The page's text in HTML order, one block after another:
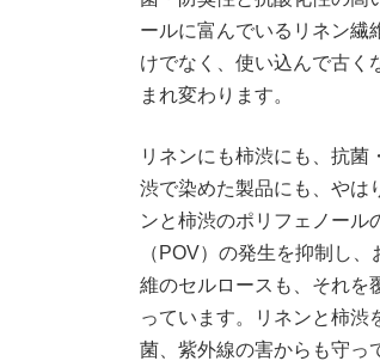
ールに富んでいるリネン繊
けでなく、使い込んで古く
まれ変わります。
リネンにも柿渋にも、抗
渋で染めた製品にも、やは
ンと柿渋のポリフェノール
（POV）の発生を抑制し
維のセルロースも、それを
っています。リネンと柿渋
菌、紫外線の害からも守っ